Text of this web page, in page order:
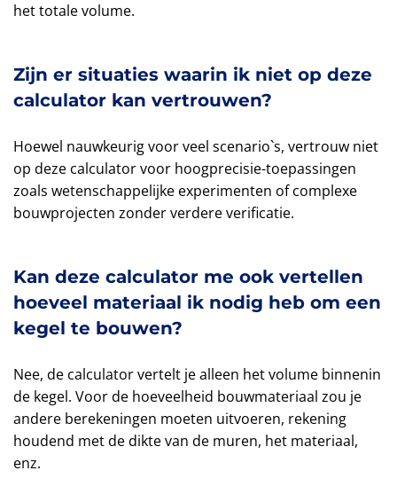
het totale volume.
Zijn er situaties waarin ik niet op deze
calculator kan vertrouwen?
Hoewel nauwkeurig voor veel scenario`s, vertrouw niet
op deze calculator voor hoogprecisie-toepassingen
zoals wetenschappelijke experimenten of complexe
bouwprojecten zonder verdere verificatie.
Kan deze calculator me ook vertellen
hoeveel materiaal ik nodig heb om een
kegel te bouwen?
Nee, de calculator vertelt je alleen het volume binnenin
de kegel. Voor de hoeveelheid bouwmateriaal zou je
andere berekeningen moeten uitvoeren, rekening
houdend met de dikte van de muren, het materiaal,
enz.